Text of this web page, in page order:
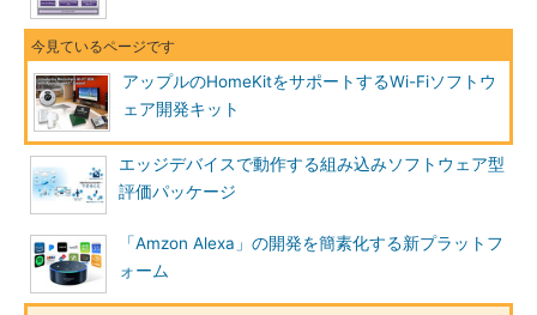
アップルのHomeKitをサポートするWi-Fiソフトウ
ェア開発キット
エッジデバイスで動作する組み込みソフトウェア型
評価パッケージ
「Amzon Alexa」の開発を簡素化する新プラットフ
ォーム